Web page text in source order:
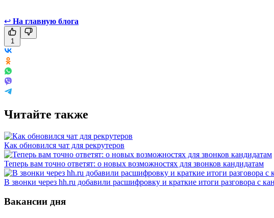
↩ На главную блога
1
Читайте также
Как обновился чат для рекрутеров
Теперь вам точно ответят: о новых возможностях для звонков кандидатам
В звонки через hh.ru добавили расшифровку и краткие итоги разговора с
Вакансии дня